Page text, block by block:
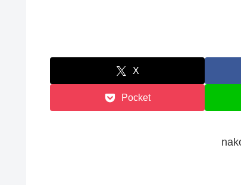
X
Pocket